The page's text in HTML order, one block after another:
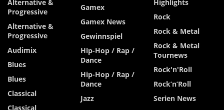
Alternative &
Progressive
Alternative &
Progressive
Audimix
Blues
Blues
Classical
Classical
Gamex
Gamex News
Gewinnspiel
Hip-Hop / Rap /
Dance
Hip-Hop / Rap /
Dance
Jazz
Highlights
Rock
Rock & Metal
Rock & Metal
Tournews
Rock'n'Roll
Rock’n’Roll
Serien News